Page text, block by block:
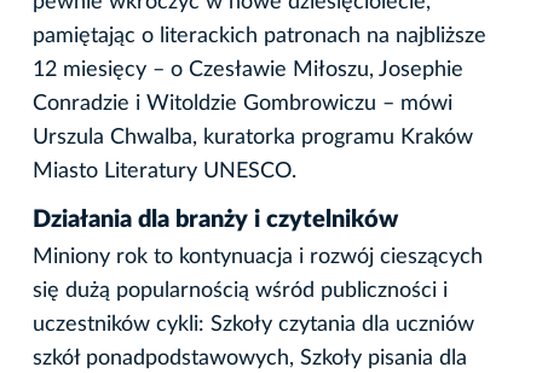
pamiętając o literackich patronach na najbliższe
12 miesięcy – o Czesławie Miłoszu, Josephie
Conradzie i Witoldzie Gombrowiczu – mówi
Urszula Chwalba, kuratorka programu Kraków
Miasto Literatury UNESCO.
Działania dla branży i czytelników
Miniony rok to kontynuacja i rozwój cieszących
się dużą popularnością wśród publiczności i
uczestników cykli: Szkoły czytania dla uczniów
szkół ponadpodstawowych, Szkoły pisania dla